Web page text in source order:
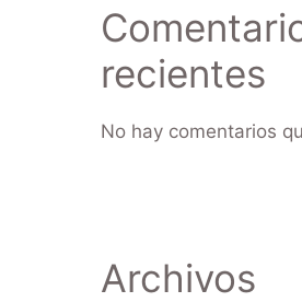
recientes
No hay comentarios
Archivos